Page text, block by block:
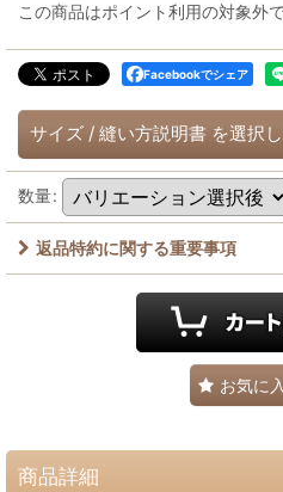
この商品はポイント利用の対象外で
Facebookでシェア
サイズ / 縫い方説明書 を選択
数量:
返品特約に関する重要事項
お気に
商品詳細